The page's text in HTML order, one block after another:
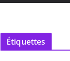
Étiquettes